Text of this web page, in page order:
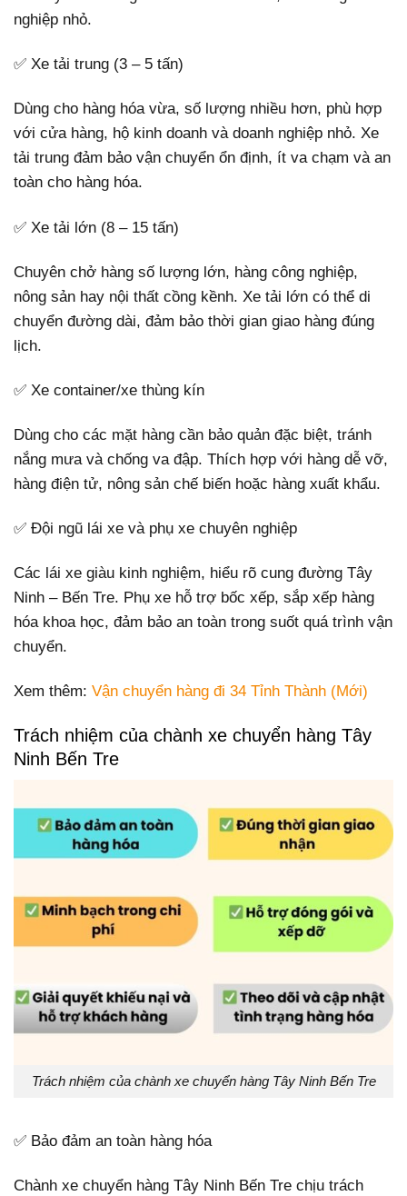
nghiệp nhỏ.
✅ Xe tải trung (3 – 5 tấn)
Dùng cho hàng hóa vừa, số lượng nhiều hơn, phù hợp
với cửa hàng, hộ kinh doanh và doanh nghiệp nhỏ. Xe
tải trung đảm bảo vận chuyển ổn định, ít va chạm và an
toàn cho hàng hóa.
✅ Xe tải lớn (8 – 15 tấn)
Chuyên chở hàng số lượng lớn, hàng công nghiệp,
nông sản hay nội thất cồng kềnh. Xe tải lớn có thể di
chuyển đường dài, đảm bảo thời gian giao hàng đúng
lịch.
✅ Xe container/xe thùng kín
Dùng cho các mặt hàng cần bảo quản đặc biệt, tránh
nắng mưa và chống va đập. Thích hợp với hàng dễ vỡ,
hàng điện tử, nông sản chế biến hoặc hàng xuất khẩu.
✅ Đội ngũ lái xe và phụ xe chuyên nghiệp
Các lái xe giàu kinh nghiệm, hiểu rõ cung đường Tây
Ninh – Bến Tre. Phụ xe hỗ trợ bốc xếp, sắp xếp hàng
hóa khoa học, đảm bảo an toàn trong suốt quá trình vận
chuyển.
Xem thêm: Vận chuyển hàng đi 34 Tỉnh Thành (Mới)
Trách nhiệm của chành xe chuyển hàng Tây
Ninh Bến Tre
Trách nhiệm của chành xe chuyển hàng Tây Ninh Bến Tre
✅ Bảo đảm an toàn hàng hóa
Chành xe chuyển hàng Tây Ninh Bến Tre chịu trách